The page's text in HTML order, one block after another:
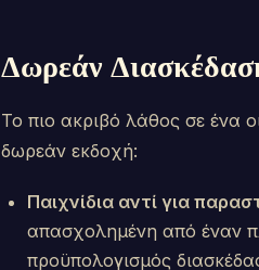
Δωρεάν
Το πιο ακριβό λάθος σε ένα
δωρεάν εκδοχή:
Παιχνίδια αντί για
απασχολημένη από έναν
προϋπολογισμός